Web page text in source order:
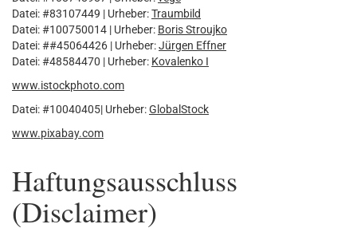
Datei: #83107449 | Urheber:Traumbild
Datei: #100750014 | Urheber: Boris Stroujko
Datei: ##45064426 | Urheber:Jürgen Effner
Datei: #48584470 | Urheber: Kovalenko I
www.istockphoto.com
Datei: #10040405| Urheber:GlobalStock
www.pixabay.com
Haftungsausschluss
(Disclaimer)